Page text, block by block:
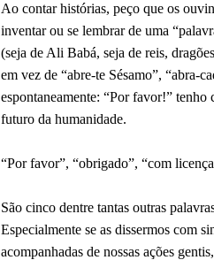
Ao contar histórias, peço que os
inventar ou se lembrar de uma
(seja de Ali Babá, seja de reis,
em vez de “abre-te Sésamo”, “abra-
espontaneamente: “Por favor!” tenho
futuro da humanidade.
“Por favor”, “obrigado”, “com
São cinco dentre tantas outras
Especialmente se as dissermos com
acompanhadas de nossas ações